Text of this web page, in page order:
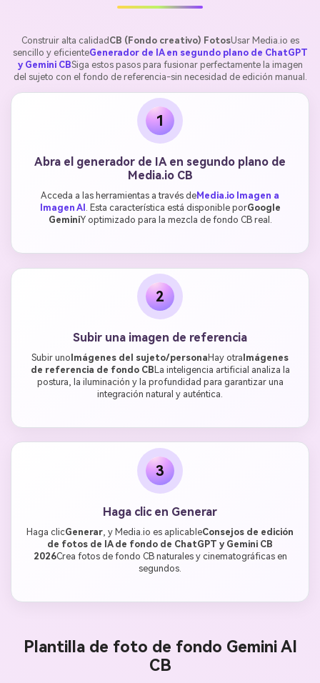
Construir alta calidad CB (Fondo creativo) FotosUsar Media.io es
sencillo y eficienteGenerador de IA en segundo plano de ChatGPT
y Gemini CBSiga estos pasos para fusionar perfectamente la imagen
del sujeto con el fondo de referencia-sin necesidad de edición manual.
1
Abra el generador de IA en segundo plano de
Media.io CB
Acceda a las herramientas a través deMedia.io Imagen a
Imagen AI . Esta característica está disponible porGoogle
GeminiY optimizado para la mezcla de fondo CB real.
2
Subir una imagen de referencia
Subir uno Imágenes del sujeto/persona Hay otra Imágenes
de referencia de fondo CB La inteligencia artificial analiza la
postura, la iluminación y la profundidad para garantizar una
integración natural y auténtica.
3
Haga clic en Generar
Haga clicGenerar , y Media.io es aplicableConsejos de edición
de fotos de IA de fondo de ChatGPT y Gemini CB
2026Crea fotos de fondo CB naturales y cinematográficas en
segundos.
Plantilla de foto de fondo Gemini AI
CB